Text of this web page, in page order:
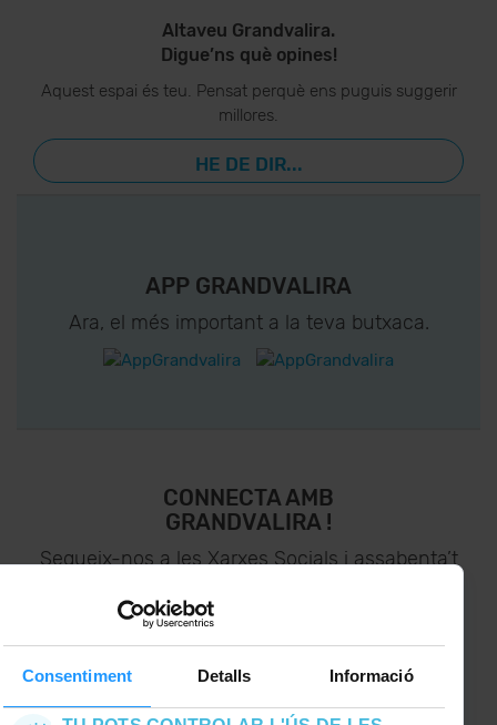
Consentiment Detalls Informació
Altaveu Grandvalira.
Digue’ns què opines!
Aquest espai és teu. Pensat perquè ens puguis suggerir
millores.
HE DE DIR...
APP GRANDVALIRA
Ara, el més important a la teva butxaca.
CONNECTA AMB
GRANDVALIRA !
Segueix-nos a les Xarxes Socials i assabenta’t
lo últim el primer :)